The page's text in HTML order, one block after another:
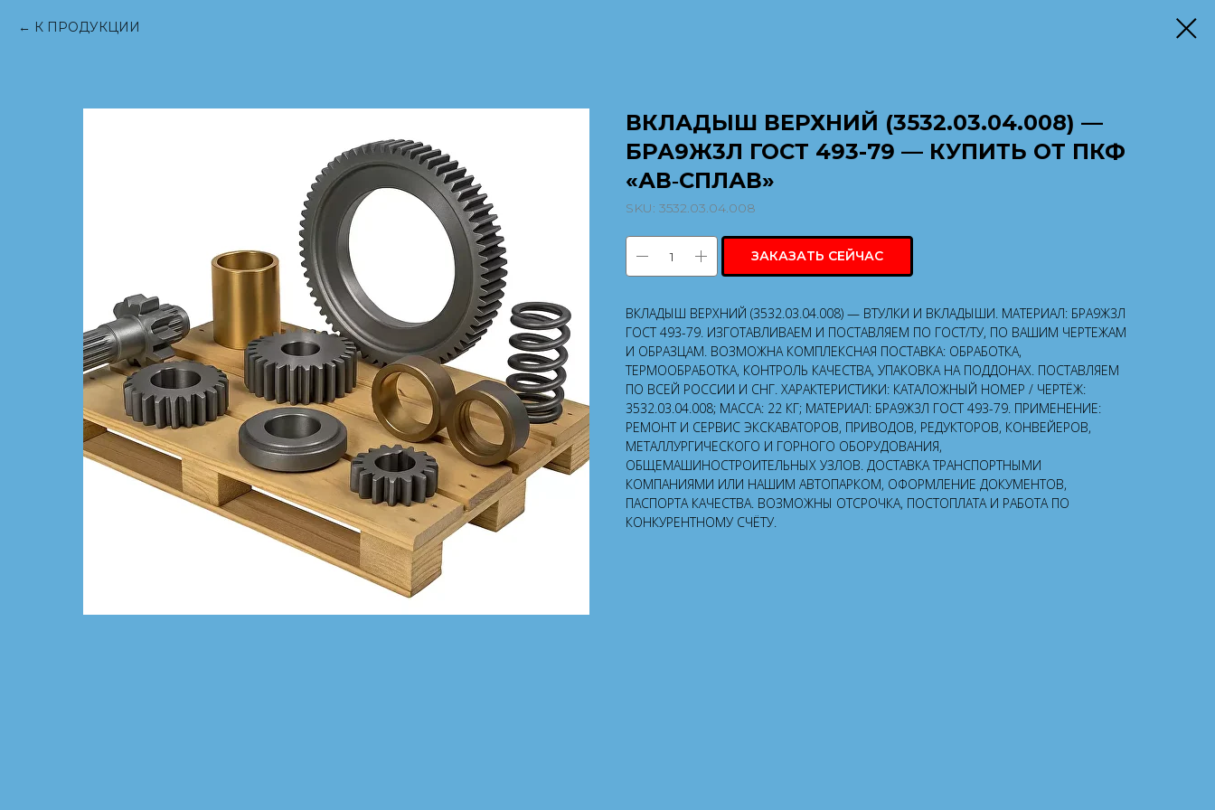
К ПРОДУКЦИИ
ВКЛАДЫШ ВЕРХНИЙ (3532.03.04.008) —
БРА9Ж3Л ГОСТ 493-79 — КУПИТЬ ОТ ПКФ
«АВ‑СПЛАВ»
SKU: 3532.03.04.008
ЗАКАЗАТЬ СЕЙЧАС
ВКЛАДЫШ ВЕРХНИЙ (3532.03.04.008) — ВТУЛКИ И ВКЛАДЫШИ. МАТЕРИАЛ: БРА9Ж3Л
ГОСТ 493-79. ИЗГОТАВЛИВАЕМ И ПОСТАВЛЯЕМ ПО ГОСТ/ТУ, ПО ВАШИМ ЧЕРТЕЖАМ
И ОБРАЗЦАМ. ВОЗМОЖНА КОМПЛЕКСНАЯ ПОСТАВКА: ОБРАБОТКА,
ТЕРМООБРАБОТКА, КОНТРОЛЬ КАЧЕСТВА, УПАКОВКА НА ПОДДОНАХ. ПОСТАВЛЯЕМ
ПО ВСЕЙ РОССИИ И СНГ. ХАРАКТЕРИСТИКИ: КАТАЛОЖНЫЙ НОМЕР / ЧЕРТЁЖ:
3532.03.04.008; МАССА: 22 КГ; МАТЕРИАЛ: БРА9Ж3Л ГОСТ 493-79. ПРИМЕНЕНИЕ:
РЕМОНТ И СЕРВИС ЭКСКАВАТОРОВ, ПРИВОДОВ, РЕДУКТОРОВ, КОНВЕЙЕРОВ,
МЕТАЛЛУРГИЧЕСКОГО И ГОРНОГО ОБОРУДОВАНИЯ,
ОБЩЕМАШИНОСТРОИТЕЛЬНЫХ УЗЛОВ. ДОСТАВКА ТРАНСПОРТНЫМИ
КОМПАНИЯМИ ИЛИ НАШИМ АВТОПАРКОМ, ОФОРМЛЕНИЕ ДОКУМЕНТОВ,
ПАСПОРТА КАЧЕСТВА. ВОЗМОЖНЫ ОТСРОЧКА, ПОСТОПЛАТА И РАБОТА ПО
КОНКУРЕНТНОМУ СЧЁТУ.